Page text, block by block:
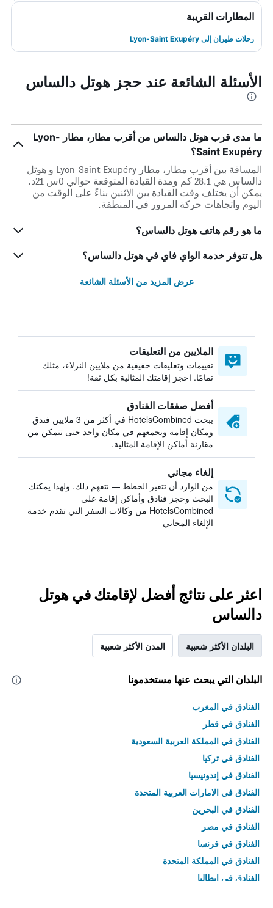
المطارات القريبة
رحلات طيران إلى Lyon-Saint Exupéry
الأسئلة الشائعة عند حجز هوتل دالساس
ما مدى قرب هوتل دالساس من أقرب مطار، مطار Lyon-
Saint Exupéry؟
المسافة بين أقرب مطار، مطار Lyon-Saint Exupéry و هوتل
دالساس هي 28.1 كم ومدة القيادة المتوقعة حوالي 0س 21د.
يمكن أن يختلف وقت القيادة بين الاثنين بناءً على الوقت من
اليوم واتجاهات حركة المرور في المنطقة.
ما هو رقم هاتف هوتل دالساس؟
هل تتوفر خدمة الواي فاي في هوتل دالساس؟
عرض المزيد من الأسئلة الشائعة
الملايين من التعليقات
تقييمات وتعليقات حقيقية من ملايين النزلاء، مثلك
تمامًا. احجز إقامتك المثالية بكل ثقة!
أفضل صفقات الفنادق
يبحث HotelsCombined في أكثر من 3 ملايين فندق
ومكان إقامة ويجمعهم في مكان واحد حتى تتمكن من
مقارنة أماكن الإقامة المثالية.
إلغاء مجاني
من الوارد أن تتغير الخطط — نتفهم ذلك. ولهذا يمكنك
البحث وحجز فنادق وأماكن إقامة على
HotelsCombined من وكالات السفر التي تقدم خدمة
الإلغاء المجاني
اعثر على نتائج أفضل لإقامتك في هوتل
دالساس
البلدان الأكثر شعبية المدن الأكثر شعبية
البلدان التي يبحث عنها مستخدمونا
الفنادق في المغرب
الفنادق في قطر
الفنادق في المملكة العربية السعودية
الفنادق في تركيا
الفنادق في إندونيسيا
الفنادق في الامارات العربية المتحدة
الفنادق في البحرين
الفنادق في مصر
الفنادق في فرنسا
الفنادق في المملكة المتحدة
الفنادق في إيطاليا